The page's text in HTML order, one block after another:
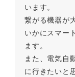
います。
繋がる機器が
いかにスマー
ます。
また、電気自
に行きたいと